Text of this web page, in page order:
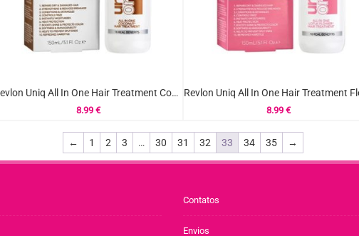
Revlon Uniq All In One Hair Treatment Coco 150ml
8.99 € 8.99 €
← 1 2 3 … 30 31 32 33 34 35 →
Contatos
Envios